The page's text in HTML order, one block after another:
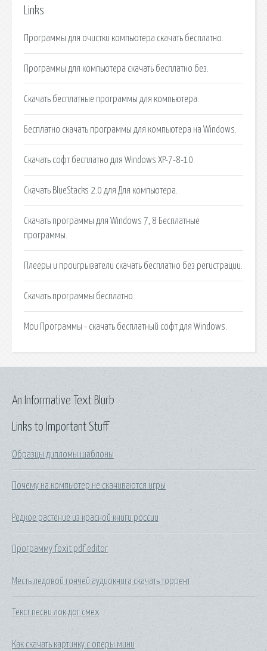
Links
Программы для очистки компьютера скачать бесплатно.
Программы для компьютера скачать бесплатно без.
Скачать бесплатные программы для компьютера.
Бесплатно скачать программы для компьютера на Windows.
Скачать софт бесплатно для Windows XP-7-8-10.
Скачать BlueStacks 2.0 для Для компьютера.
Скачать программы для Windows 7, 8 Бесплатные
программы.
Плееры и проигрыватели скачать бесплатно без регистрации.
Скачать программы бесплатно.
Мои Программы - скачать бесплатный софт для Windows.
Links to Important Stuff
Образцы дипломы шаблоны
Почему на компьютер не скачиваются игры
Редкое растение из красной книги россии
Программу foxit pdf editor
Месть ледовой гончей аудиокнига скачать торрент
Текст песни лок дог смех
Как скачать картинку с оперы мини
An Informative Text Blurb